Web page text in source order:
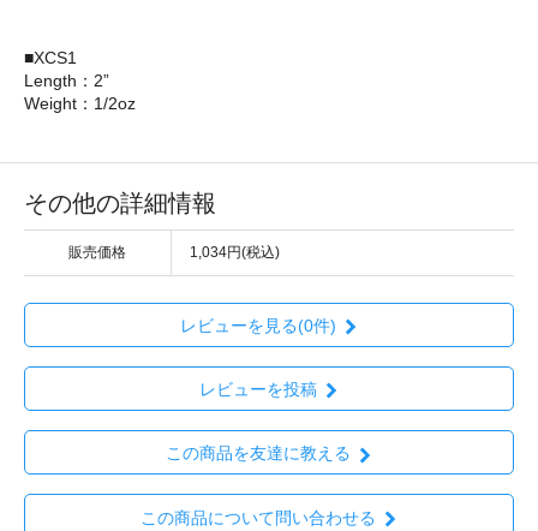
■XCS1
Length：2”
Weight：1/2oz
その他の詳細情報
販売価格 1,034円(税込)
レビューを見る(0件)
レビューを投稿
この商品を友達に教える
この商品について問い合わせる